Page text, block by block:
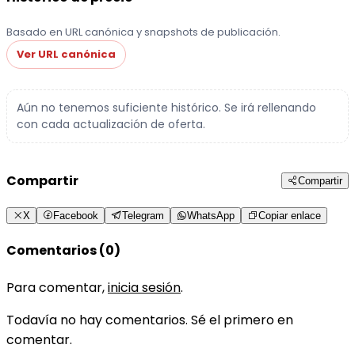
Basado en URL canónica y snapshots de publicación.
Ver URL canónica
Aún no tenemos suficiente histórico. Se irá rellenando
con cada actualización de oferta.
Compartir Compartir
X Facebook Telegram WhatsApp Copiar enlace
Comentarios (0)
Para comentar,inicia sesión.
Todavía no hay comentarios. Sé el primero en
comentar.